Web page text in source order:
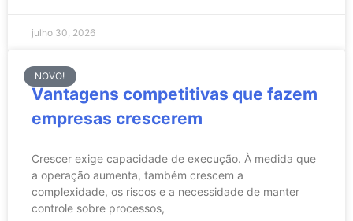
julho 30, 2026
NOVO!
Vantagens competitivas que fazem
empresas crescerem
Crescer exige capacidade de execução. À medida que
a operação aumenta, também crescem a
complexidade, os riscos e a necessidade de manter
controle sobre processos,